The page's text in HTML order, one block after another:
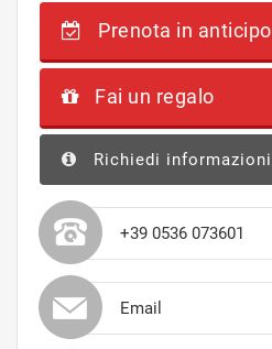
Prenota in anticipo
Fai un regalo
Richiedi informazioni
+39 0536 073601
Email